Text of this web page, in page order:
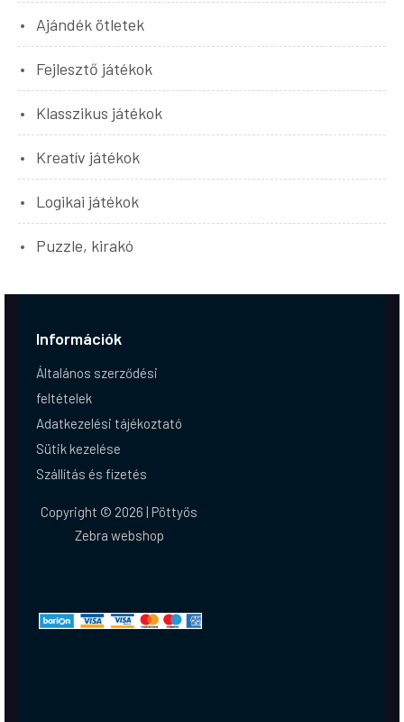
Ajándék ötletek
Fejlesztő játékok
Klasszikus játékok
Kreatív játékok
Logikai játékok
Puzzle, kirakó
Információk
Általános szerződési
feltételek
Adatkezelési tájékoztató
Sütik kezelése
Szállítás és fizetés
Copyright © 2026 | Pöttyös
Zebra webshop